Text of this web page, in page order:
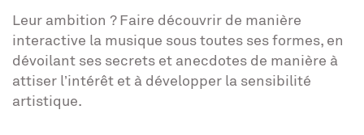
Leur ambition ? Faire découvrir de manière
interactive la musique sous toutes ses formes, en
dévoilant ses secrets et anecdotes de manière à
attiser l’intérêt et à développer la sensibilité
artistique.